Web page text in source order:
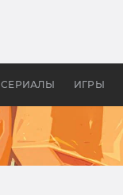
СЕРИАЛЫ ИГРЫ